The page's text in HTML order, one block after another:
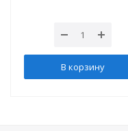
В корзину